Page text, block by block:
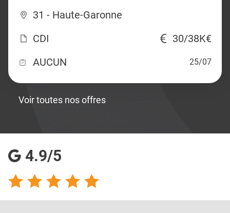
31 - Haute-Garonne
CDI
30/38K€
AUCUN
25/07
Voir toutes nos offres
4.9/5